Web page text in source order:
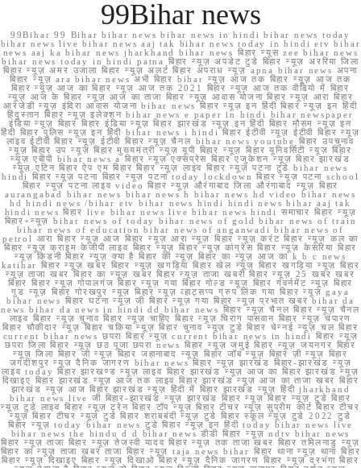
99Bihar news
99Bihar 99 Bihar bihar news bihar news in hindi bihar news today
bihar news live bihar news aaj tak bihar news today in hindi etv bihar
news aaj ka bihar news jharkhand bihar news बिहार न्यूस zee bihar news
bihar news today in hindi patna बिहार न्यूज़ अपडेट टुडे बिहार न्यूज़ अररिया जिला
बिहार न्यूज़ अमर उजाला बिहार न्यूज़ अलर्ट बिहार अपराध न्यूज़ apna bihar news अपना
बिहार न्यूज़ ara bihar news अभी बिहार bihar न्यूज़ आज तक बिहार न्यूज़ आज तक
बिहार न्यूज़ आज का बिहार न्यूज़ आज तक 2021 बिहार न्यूज़ आज तक वीडियो में बिहार
न्यूज़ आज के बिहार न्यूज़ आज का ताजा बिहार न्यूज़ आवास योजना बिहार न्यूज़ आरा बिहार
आरजेडी न्यूज़ इंदिरा आवास योजना bihar news बिहार न्यूज़ इन हिंदी बिहार न्यूज़ इन हिंदी
हिंदुस्तान बिहार न्यूज़ इलेक्शन bihar news e paper in hindi bihar newspaper
इंडिया न्यूज़ बिहार बिहार इंडिया न्यूज़ बिहार झारखंड न्यूज़ इन हिंदी बिहार मौसम न्यूज़ इन
हिंदी बिहार पुलिस न्यूज़ इन हिंदी bihar news i hindi बिहार ईटीवी न्यूज़ ईटीवी बिहार न्यूज़
लाइव ईटीवी बिहार न्यूज़ ईटीवी बिहार न्यूज़ चैनल bihar news youtube बिहार उपचुनाव
न्यूज़ बिहार उप न्यूज़ बिहार मुख्यमंत्री न्यूज़ यूपी बिहार न्यूज़ बिहार यूनिवर्सिटी न्यूज़ बिहार
न्यूज़ एबीपी bihar news a बिहार न्यूज़ एक्सप्रेस बिहार एजुकेशन न्यूज़ बिहार झारखंड
न्यूज़ एटिन बिहार ऐप एम बिहार बिहार न्यूज़ लाइव बिहार न्यूज़ पटना टुडे bihar news
hindi बिहार न्यूज़ पटना बिहार न्यूज़ पटना today lockdown बिहार न्यूज़ पटना school
बिहार न्यूज़ पटना लाइव video बिहार न्यूज़ औरंगाबाद जिला औरंगाबाद न्यूज़ बिहार
aurangabad bihar news bihar news h bihar news hd video bihar news
hd hindi news /bihar etv bihar news hindi hindi news bihar aaj tak
hindi news बिहार live bihar news live bihar news hindi समाचार बिहार न्यूज़
बिहार+न्यूज़ bihar news of today bihar news of gold bihar news of train
bihar news of education bihar news of anganwadi bihar news of
petrol आरा बिहार न्यूज़ आज बिहार न्यूज़ आरा न्यूज़ बिहार न्यूज़ करंट बिहार न्यूज़ कल का
बिहार न्यूज़ क्राइम केजीपी लाइव बिहार न्यूज़ बिहार न्यूज़ कांग्रेस बिहार न्यूज़ केसरिया बिहार
न्यूज़ किडनी बिहार न्यूज़ क्या है बिहार की न्यूज़ बिहार का न्यूज़ आज का k b c news
katihar बिहार न्यूज़ खबर बिहार न्यूज़ खगड़िया बिहार खेल न्यूज़ बिहार खगड़िया न्यूज़ बिहार
न्यूज़ ताजा खबर बिहार का न्यूज़ खबर बिहार न्यूज़ ताजा खबरी बिहार न्यूज़ 25 खबर खबर
बिहार बिहार न्यूज़ गोपालगंज बिहार न्यूज़ गया बिहार गोल्ड न्यूज़ बिहार गवर्नमेंट न्यूज़ बिहार
गुड न्यूज़ बिहार गोरखपुर न्यूज़ बिहार न्यूज़ व्हाट्सप्प ग्रुप लिंक गया बिहार न्यूज़ gaya
bihar news बिहार घटना न्यूज़ जी बिहार न्यूज़ गया बिहार न्यूज़ प्रभात खबर bihar da
news bihar da news in hindi dd bihar news बिहार न्यूज़ चैनल बिहार न्यूज़ चैनल
लाइव बिहार न्यूज़ चुनाव बिहार न्यूज़ चाहिए बिहार न्यूज़ चिराग पासवान बिहार न्यूज़ चंपारण
बिहार चौकीदार न्यूज़ बिहार चकिया न्यूज़ बिहार चुनाव न्यूज़ टुडे बिहार चेन्नई न्यूज़ चल बिहार
current bihar news छपरा बिहार न्यूज़ current bihar news in hindi बिहार न्यूज़
छपरा जिला बिहार न्यूज़ छठ पूजा छपरा news बिहार न्यूज़ जमुई बिहार न्यूज़ जयनगर बिहार
न्यूज़ जिला बिहार जी न्यूज़ बिहार जहानाबाद न्यूज़ बिहार जॉब न्यूज़ बिहार ज़ी न्यूज़ बिहार
जगदीशपुर न्यूज़ दैनिक जागरण bihar news बिहार न्यूज़ झारखंड बिहार-झारखंड न्यूज़
लाइव today बिहार झारखण्ड न्यूज़ लाइव बिहार झारखंड न्यूज़ आज का बिहार झारखंड न्यूज़
दिखाइए बिहार झारखंड न्यूज़ आज तक लाइव बिहार झारखंड न्यूज़ आज का ताजा खबर बिहार
झारखंड न्यूज़ आज बिहार झारखंड न्यूज़ हिंदी में बिहार झारखंड न्यूज़ हिंदी jharkhand
bihar news live जी बिहार-झारखंड न्यूज़ झारखंड बिहार न्यूज़ बिहार न्यूज़ टुडे बिहार
न्यूज़ टुडे लाइव बिहार न्यूज़ ट्रेन बिहार टॉप न्यूज़ बिहार टीचर न्यूज़ सुप्रीम कोर्ट बिहार टीचर
न्यूज़ बिहार टीचर न्यूज़ टुडे बिहार शराबबंदी न्यूज़ टुडे बिहार स्कूल न्यूज़ टुडे 2022 टुडे
बिहार न्यूज़ today bihar news टुडे बिहार न्यूज़ इन हिंदी today bihar news live
bihar news the hindu d d bihar news डीडी बिहार न्यूज़ ndtv bihar news
बिहार न्यूज़ ताजा बिहार न्यूज़ तेजस्वी यादव बिहार न्यूज़ तक ताजा खबर बिहार तमिलनाडु न्यूज़
बिहार का न्यूज़ ताजा खबर ताजा बिहार न्यूज़ taja news bihar बिहार थाना न्यूज़ थाना बिहार
बिहार न्यूज़ दिखाइए बिहार न्यूज़ दिखाओ बिहार न्यूज़ दैनिक जागरण बिहार न्यूज़ दरभंगा बिहार